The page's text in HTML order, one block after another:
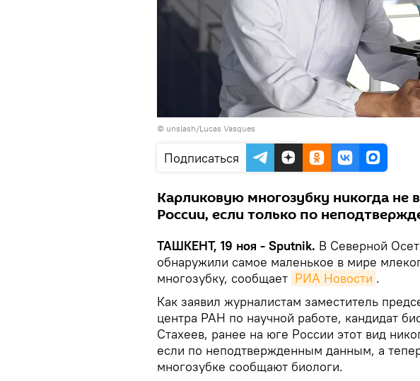
© unslash/Lucas Vasques
Подписаться
Карликовую многозубку никогда не
России, если только по
ТАШКЕНТ, 19 ноя - Sputnik. В Северной
обнаружили самое маленькое в мире
многозубку, сообщает РИА Новости .
Как заявил журналистам заместитель
центра РАН по научной работе, кандидат
Стахеев, ранее на юге России этот вид
если по неподтвержденным данным, а
многозубке сообщают биологи.